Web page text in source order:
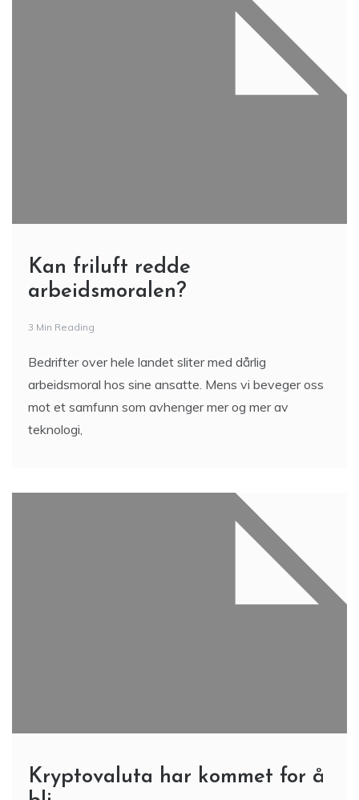
Kan friluft redde
arbeidsmoralen?
3 Min Reading
Bedrifter over hele landet sliter med dårlig
arbeidsmoral hos sine ansatte. Mens vi beveger oss
mot et samfunn som avhenger mer og mer av
teknologi,
Kryptovaluta har kommet for å